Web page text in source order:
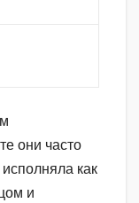
они часто
как
и